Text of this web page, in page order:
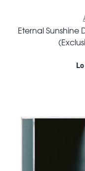
Eternal Sunshine